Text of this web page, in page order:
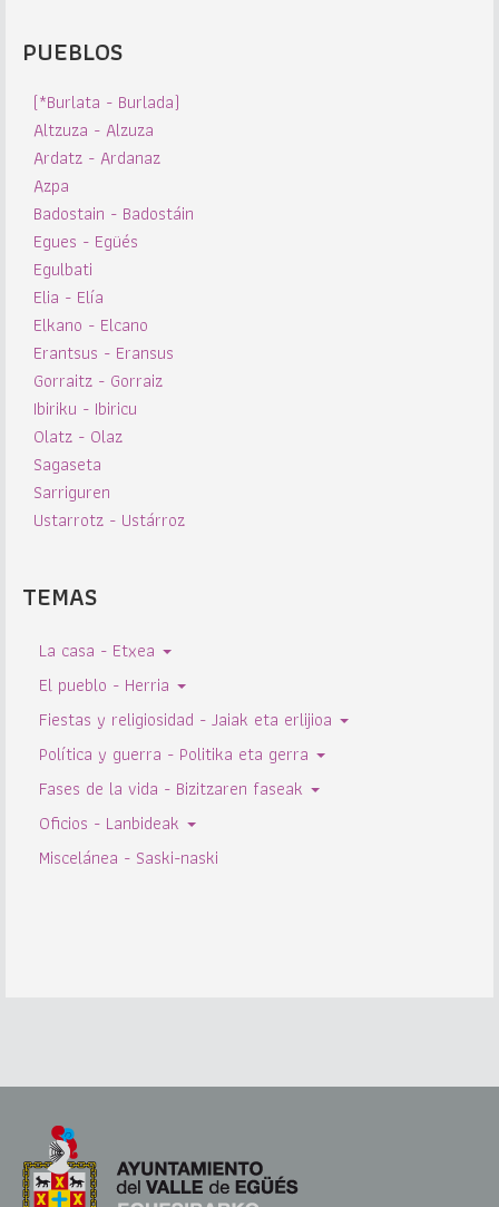
PUEBLOS
(*Burlata - Burlada)
Altzuza - Alzuza
Ardatz - Ardanaz
Azpa
Badostain - Badostáin
Egues - Egüés
Egulbati
Elia - Elía
Elkano - Elcano
Erantsus - Eransus
Gorraitz - Gorraiz
Ibiriku - Ibiricu
Olatz - Olaz
Sagaseta
Sarriguren
Ustarrotz - Ustárroz
TEMAS
La casa - Etxea
El pueblo - Herria
Fiestas y religiosidad - Jaiak eta erlijioa
Política y guerra - Politika eta gerra
Fases de la vida - Bizitzaren faseak
Oficios - Lanbideak
Miscelánea - Saski-naski